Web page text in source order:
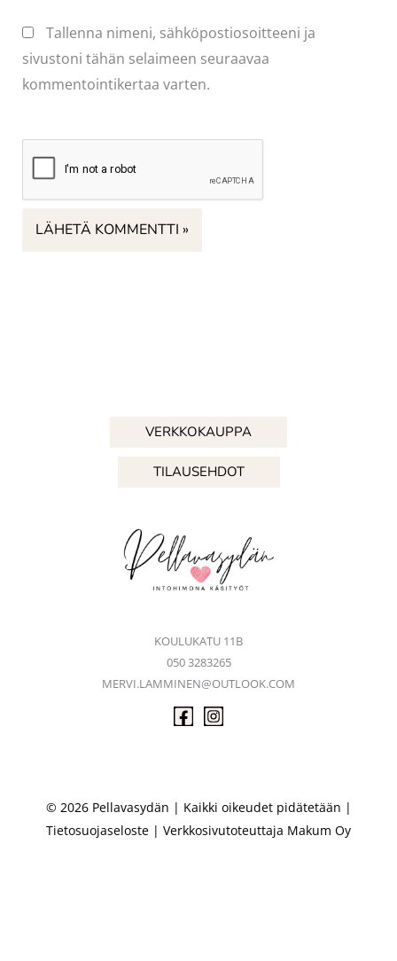
Tallenna nimeni, sähköpostiosoitteeni ja
sivustoni tähän selaimeen seuraavaa
kommentointikertaa varten.
VERKKOKAUPPA
TILAUSEHDOT
KOULUKATU 11B
050 3283265
MERVI.LAMMINEN@OUTLOOK.COM
© 2026 Pellavasydän | Kaikki oikeudet pidätetään |
Tietosuojaseloste | Verkkosivutoteuttaja Makum Oy